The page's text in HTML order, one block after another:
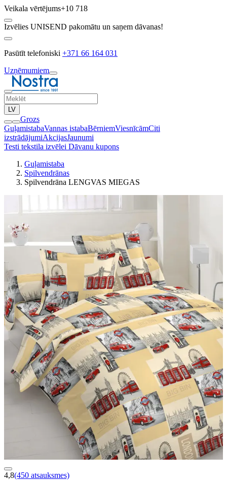
Veikala vērtējums+10 718
Izvēlies UNISEND pakomātu un saņem dāvanas!
Pasūtīt telefoniski +371 66 164 031
Uzņēmumiem
LV
Grozs
GuļamistabaVannas istabaBērniemViesnīcāmCiti
izstrādājumiAkcijasJaunumi
Testi tekstila izvēlei Dāvanu kupons
Guļamistaba
Spilvendrānas
Spilvendrāna LENGVAS MIEGAS
4,8(450 atsauksmes)